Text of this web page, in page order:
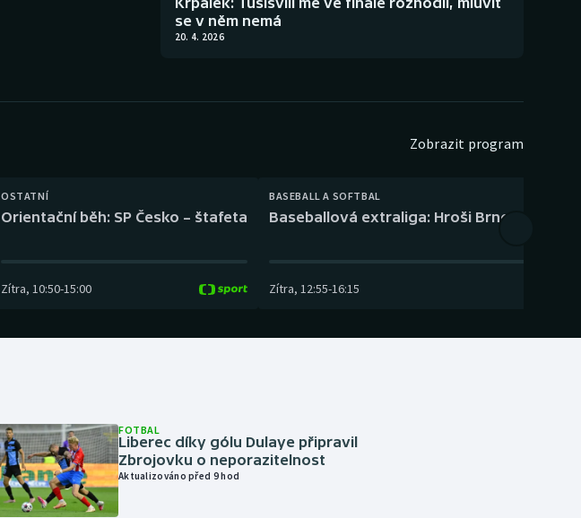
se v něm nemá
20. 4. 2026
Zobrazit program
OSTATNÍ
Orientační běh: SP Česko – štafeta
Zítra, 10:50-15:00
BASEBALL A SOFTBAL
Baseballová extraliga: Hroši Brno – Eagles
Zítra, 12:55-16:15
FOTBAL
Liberec díky gólu Dulaye připravil
Zbrojovku o neporazitelnost
Aktualizováno před 9 hod